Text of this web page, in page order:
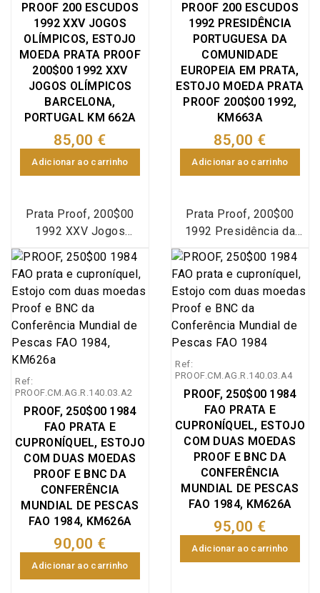
comemorativa do 1.º
Centenário da
Autonomia dos Açores
1895-1995 (World
Coins Azores KM#47a),
Emissão especial da
Imprensa Nacional Casa
da Moeda (INCM).
Internacional 1896-
1996, emissão especial
da Imprensa Nacional
Casa da Moeda (INCM),
World Coins Portugal
KM#687a (Silver Proof)
PROOF 200 ESCUDOS
1992 XXV JOGOS
OLÍMPICOS, ESTOJO
MOEDA PRATA PROOF
200$00 1992 XXV
JOGOS OLÍMPICOS
BARCELONA,
PORTUGAL KM 662A
85,00 €
Adicionar ao carrinho
Prata Proof, 200$00
1992 XXV Jogos
Olímpicos - Barcelona
92, Estojo com moeda
prata Proof 200
Escudos 1992 XXV
Jogos Olímpicos -
Barcelona 1992, 200$00
1992 comemorativa
dos XXV Jogos
Olímpicos em prata
proof, emissão especial
da Imprensa Nacional
Casa da Moeda (INCM),
World Coins Portugal
KM#662a (Silver Proof)
PROOF 200 ESCUDOS
1992 PRESIDÊNCIA
PORTUGUESA DA
COMUNIDADE
EUROPEIA EM PRATA,
ESTOJO MOEDA PRATA
PROOF 200$00 1992,
KM663A
85,00 €
Adicionar ao carrinho
Prata Proof, 200$00
1992 Presidência da
Comunidade Europeia,
Estojo com moeda prata
Proof 200 Escudos
1992 Presidência
Portuguesa da
Comunidade Europeia,
200$00 1992
Presidência da
Comunidade Europeia
em prata proof,
emissão especial da
Imprensa Nacional Casa
da Moeda (INCM),
World Coins Portugal
KM#663a (Silver Proof)
Ref:
PROOF.CM.AG.R.140.03.A2
PROOF, 250$00 1984
FAO PRATA E
CUPRONÍQUEL, ESTOJO
COM DUAS MOEDAS
PROOF E BNC DA
CONFERÊNCIA
MUNDIAL DE PESCAS
FAO 1984, KM626A
90,00 €
Adicionar ao carrinho
Ref:
PROOF.CM.AG.R.140.03.A4
PROOF, 250$00 1984
FAO PRATA E
CUPRONÍQUEL, ESTOJO
COM DUAS MOEDAS
PROOF E BNC DA
CONFERÊNCIA
MUNDIAL DE PESCAS
FAO 1984, KM626A
95,00 €
Adicionar ao carrinho